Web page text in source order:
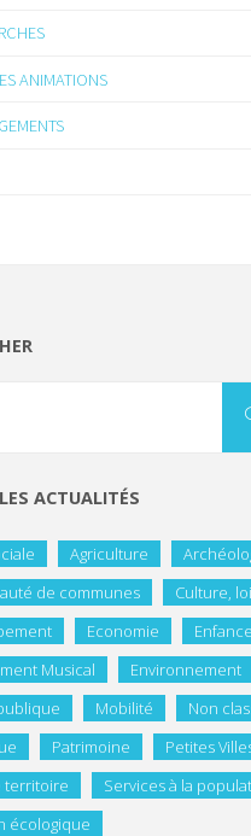
ANIMATIONS
ACTUALITÉS
Agriculture
de communes
Culture,
Economie
Musical
Environnement
Mobilité
Non
Patrimoine
Petites
territoire
Services à la
écologique